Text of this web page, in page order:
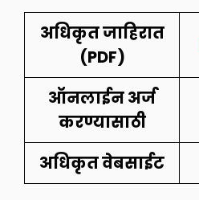
अधिकृत जाहिरात
(PDF)
ऑनलाईन अर्ज
करण्यासाठी
अधिकृत वेबसाईट